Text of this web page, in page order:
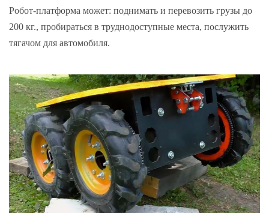
Робот-платформа может: поднимать и перевозить грузы до
200 кг., пробираться в труднодоступные места, послужить
тягачом для автомобиля.